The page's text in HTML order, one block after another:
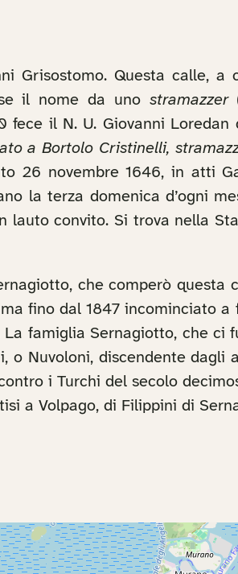
Grisostomo. Questa calle,
il nome da uno stramazzer
il N. U. Giovanni Loredan
a Bortolo Cristinelli,
26 novembre 1646, in atti
la terza domenica d’ogni
convito. Si trova nella
che comperò
fino dal 1847 incominciato
famiglia Sernagiotto, che
o Nuvoloni, discendente
i Turchi del secolo
a Volpago, di Filippini di